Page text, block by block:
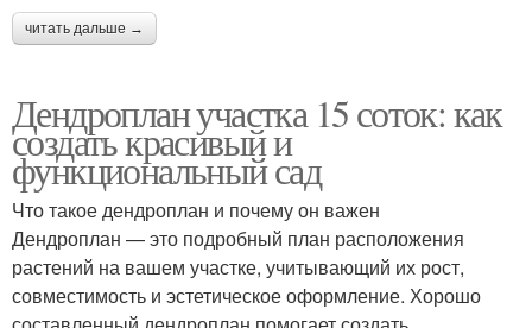
читать дальше →
Дендроплан участка 15 соток: как
создать красивый и
функциональный сад
Что такое дендроплан и почему он важен
Дендроплан — это подробный план расположения
растений на вашем участке, учитывающий их рост,
совместимость и эстетическое оформление. Хорошо